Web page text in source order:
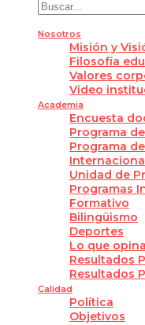
Nosotros
Misión y
Filosofía
Valores
Video
Academia
Encuesta
Programa
Programa
Unidad de
Programas
Formativo
Bilingüismo
Deportes
Lo que
Resultados
Resultados
Calidad
Política
Objetivos